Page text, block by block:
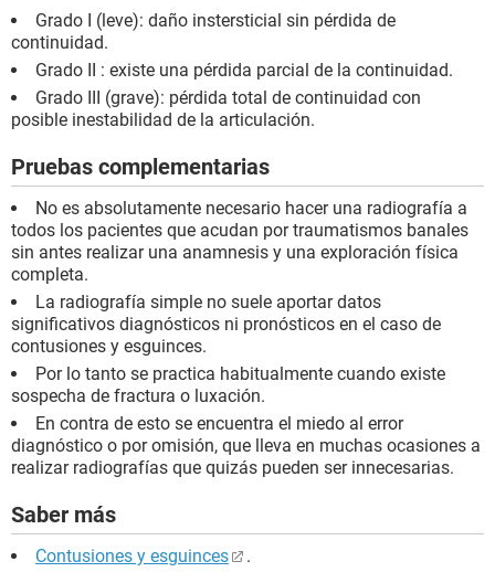
Grado I (leve): daño instersticial sin pérdida de
continuidad.
Grado II : existe una pérdida parcial de la continuidad.
Grado III (grave): pérdida total de continuidad con
posible inestabilidad de la articulación.
Pruebas complementarias
No es absolutamente necesario hacer una radiografía a
todos los pacientes que acudan por traumatismos banales
sin antes realizar una anamnesis y una exploración física
completa.
La radiografía simple no suele aportar datos
significativos diagnósticos ni pronósticos en el caso de
contusiones y esguinces.
Por lo tanto se practica habitualmente cuando existe
sospecha de fractura o luxación.
En contra de esto se encuentra el miedo al error
diagnóstico o por omisión, que lleva en muchas ocasiones a
realizar radiografías que quizás pueden ser innecesarias.
Saber más
Contusiones y esguinces
.